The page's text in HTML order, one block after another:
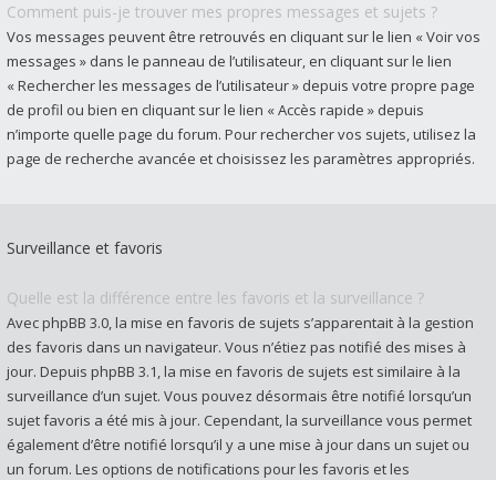
Comment puis-je trouver mes propres messages et sujets ?
Vos messages peuvent être retrouvés en cliquant sur le lien « Voir vos
messages » dans le panneau de l’utilisateur, en cliquant sur le lien
« Rechercher les messages de l’utilisateur » depuis votre propre page
de profil ou bien en cliquant sur le lien « Accès rapide » depuis
n’importe quelle page du forum. Pour rechercher vos sujets, utilisez la
page de recherche avancée et choisissez les paramètres appropriés.
Surveillance et favoris
Quelle est la différence entre les favoris et la surveillance ?
Avec phpBB 3.0, la mise en favoris de sujets s’apparentait à la gestion
des favoris dans un navigateur. Vous n’étiez pas notifié des mises à
jour. Depuis phpBB 3.1, la mise en favoris de sujets est similaire à la
surveillance d’un sujet. Vous pouvez désormais être notifié lorsqu’un
sujet favoris a été mis à jour. Cependant, la surveillance vous permet
également d’être notifié lorsqu’il y a une mise à jour dans un sujet ou
un forum. Les options de notifications pour les favoris et les